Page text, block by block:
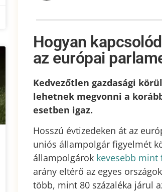
Hogyan
az európai
Kedvezőtlen gazdasági
lehetnek megvonni a
esetben igaz.
Hosszú évtizedeken át az
uniós állampolgár figyelmét
állampolgárok kevesebb mint
arány eltérő az egyes
több, mint 80 százaléka járul